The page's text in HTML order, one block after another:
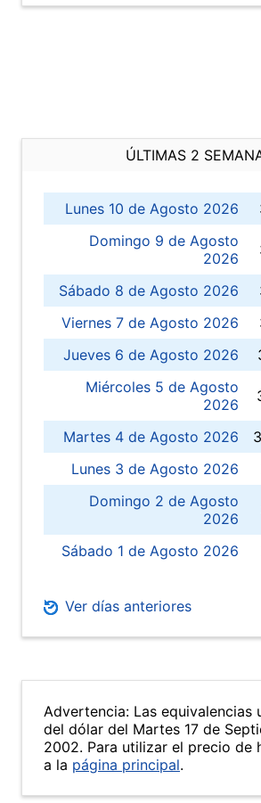
ÚLTIMAS 2
Lunes 10 de Agosto 2026
Domingo 9 de Agosto
2026
Sábado 8 de Agosto 2026
Viernes 7 de Agosto 2026
Jueves 6 de Agosto 2026
Miércoles 5 de Agosto
2026
Martes 4 de Agosto 2026
Lunes 3 de Agosto 2026
Domingo 2 de Agosto
2026
Sábado 1 de Agosto 2026
Ver días anteriores
Advertencia: Las equivalencias
del dólar del Martes 17 de
2002. Para utilizar el precio de
a la página principal.